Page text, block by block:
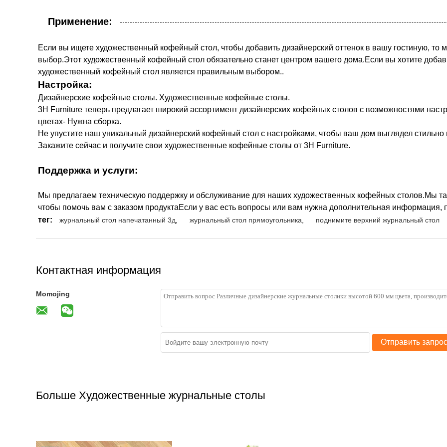
Применение:
Если вы ищете художественный кофейный стол, чтобы добавить дизайнерский оттенок в вашу гостиную, то
выбор.Этот художественный кофейный стол обязательно станет центром вашего дома.Если вы хотите
художественный кофейный стол является правильным выбором..
Настройка:
Дизайнерские кофейные столы. Художественные кофейные столы.
3H Furniture теперь предлагает широкий ассортимент дизайнерских кофейных столов с возможностями
цветах- Нужна сборка.
Не упустите наш уникальный дизайнерский кофейный стол с настройками, чтобы ваш дом выглядел стильно
Закажите сейчас и получите свои художественные кофейные столы от 3H Furniture.
Поддержка и услуги:
Мы предлагаем техническую поддержку и обслуживание для наших художественных кофейных столов.Мы
чтобы помочь вам с заказом продуктаЕсли у вас есть вопросы или вам нужна дополнительная информация,
тег:
журнальный стол напечатанный 3д журнальный стол прямоугольника поднимите верхний журнальный стол
Контактная информация
Momojing
Отправить запрос
Больше Художественные журнальные столы